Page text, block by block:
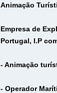
Animação
Empresa de
Portugal, I.P
- Animação
- Operador